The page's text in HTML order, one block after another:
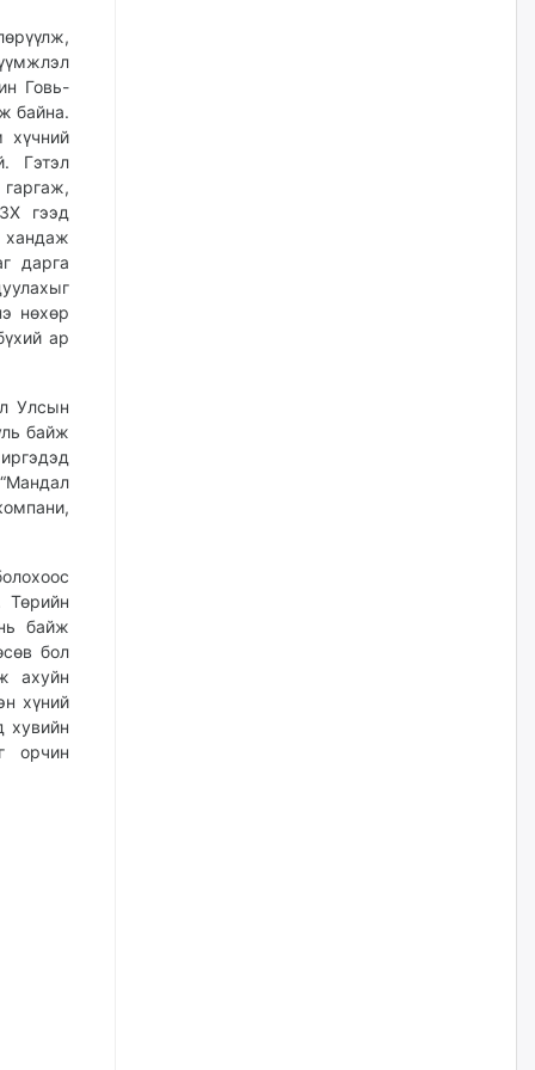
Говь-
байна.
хүчний
Гэтэл
гээд
хандаж
дарга
нөхөр
ар
Улсын
байж
Төрийн
байж
бол
ахуйн
хүний
хувийн
орчин